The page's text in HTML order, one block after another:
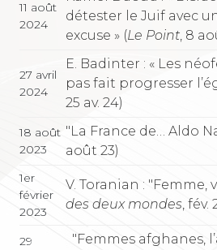
11 août
2024
détester le Juif avec
excuse » (Le Point , 8
27 avril
2024
E. Badinter : « Les
pas fait progresser
25 av. 24)
18 août
2023
"La France de… Aldo
août 23)
1er
février
2023
V. Toranian : "Femme,
des deux mondes, fév.
29
"Femmes afghanes,